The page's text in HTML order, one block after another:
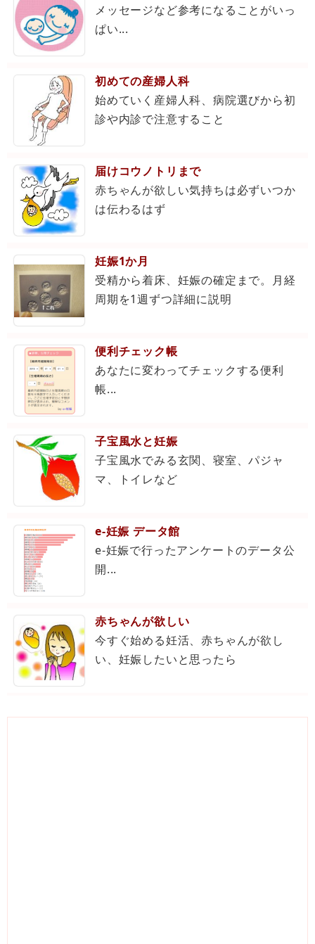
メッセージなど参考になることがいっ
ぱい...
初めての産婦人科
始めていく産婦人科、病院選びから初
診や内診で注意すること
届けコウノトリまで
赤ちゃんが欲しい気持ちは必ずいつか
は伝わるはず
妊娠1か月
受精から着床、妊娠の確定まで。月経
周期を1週ずつ詳細に説明
便利チェック帳
あなたに変わってチェックする便利
帳...
子宝風水と妊娠
子宝風水でみる玄関、寝室、パジャ
マ、トイレなど
e-妊娠 データ館
e-妊娠で行ったアンケートのデータ公
開...
赤ちゃんが欲しい
今すぐ始める妊活、赤ちゃんが欲し
い、妊娠したいと思ったら